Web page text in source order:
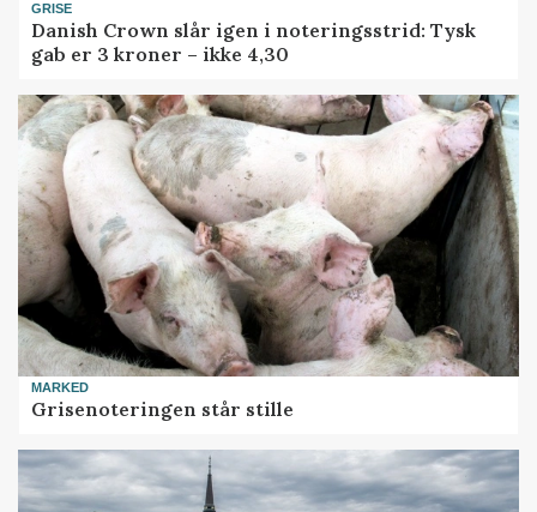
GRISE
Danish Crown slår igen i noteringsstrid: Tysk
gab er 3 kroner – ikke 4,30
MARKED
Grisenoteringen står stille